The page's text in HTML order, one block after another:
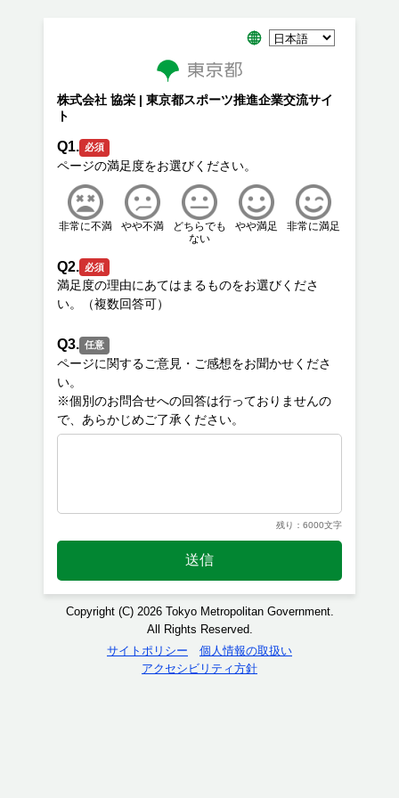
株式会社 協栄 | 東京都スポーツ推進企業交流サイ
ト
Q1. 必須
非常に不満 やや不満
どちらでも
ない
やや満足 非常に満足
Q2. 必須
満足度の理由にあてはまるものをお選びくださ
Q3. 任意
ページに関するご意見・ご感想をお聞かせくださ
い。
※個別のお問合せへの回答は行っておりませんの
残り：6000文字
送信
Copyright (C) 2026 Tokyo Metropolitan Government.
All Rights Reserved.
サイトポリシー
個人情報の取扱い
アクセシビリティ方針